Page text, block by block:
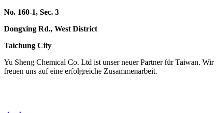
No. 160-1, Sec. 3
Dongxing Rd., West District
Taichung City
Yu Sheng Chemical Co. Ltd ist unser neuer Partner für Taiwan. Wir
freuen uns auf eine erfolgreiche Zusammenarbeit.